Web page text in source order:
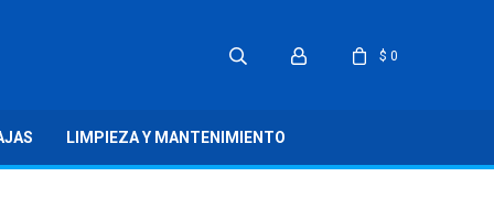
LIMPIEZA Y MANTENIMIENTO
$ 0